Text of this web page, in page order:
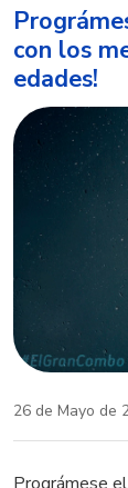
con los
edades!
26 de Mayo de
Prográmese